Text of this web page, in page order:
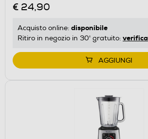
€ 24,90
Acquisto online: disponibile
Ritiro in negozio in 30' gratuito: verifica
AGGIUNGI